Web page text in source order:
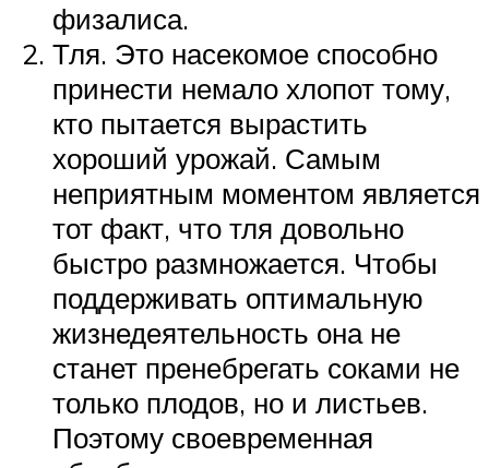
физалиса.
Тля. Это насекомое способно
принести немало хлопот тому,
кто пытается вырастить
хороший урожай. Самым
неприятным моментом является
тот факт, что тля довольно
быстро размножается. Чтобы
поддерживать оптимальную
жизнедеятельность она не
станет пренебрегать соками не
только плодов, но и листьев.
Поэтому своевременная